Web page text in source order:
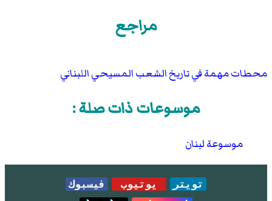
مراجع
محطات مهمة في تاريخ الشعب المسيحي اللبناني
موسوعات ذات صلة :
موسوعة لبنان
تويتر يوتيوب
فيسبوك